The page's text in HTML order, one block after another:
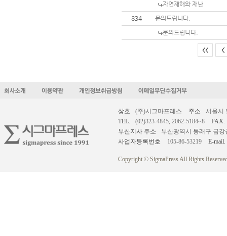
자연재해와 재난
834
문의드립니다.
문의드립니다.
<< <
상호 (주)시그마프레스 주소
서울시
TEL.
(02)323-4845, 2062-5184~8
FAX.
부산지사 주소
부산광역시 동래구 금강
사업자등록번호
105-86-53219 E-mail.
Copyright © SigmaPress All Rights